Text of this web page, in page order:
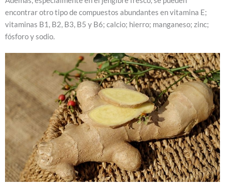
encontrar otro tipo de compuestos abundantes en vitamina E;
vitaminas B1, B2, B3, B5 y B6; calcio; hierro; manganeso; zinc;
fósforo y sodio.